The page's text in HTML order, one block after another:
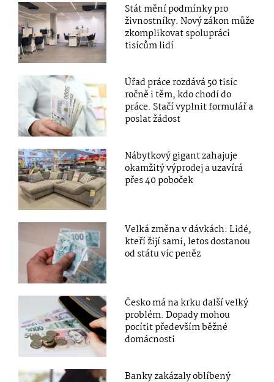
Stát mění podmínky pro
živnostníky. Nový zákon může
zkomplikovat spolupráci
tisícům lidí
Úřad práce rozdává 50 tisíc
ročně i těm, kdo chodí do
práce. Stačí vyplnit formulář a
poslat žádost
Nábytkový gigant zahajuje
okamžitý výprodej a uzavírá
přes 40 poboček
Velká změna v dávkách: Lidé,
kteří žijí sami, letos dostanou
od státu víc peněz
Česko má na krku další velký
problém. Dopady mohou
pocítit především běžné
domácnosti
Banky zakázaly oblíbený